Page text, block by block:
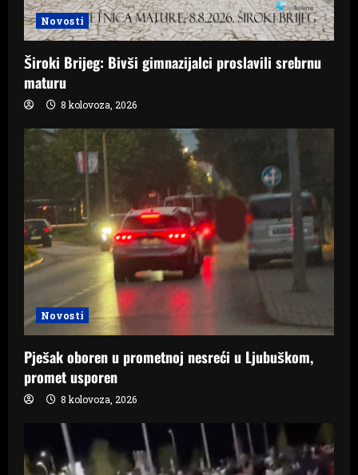
Novosti
Široki Brijeg: Bivši gimnazijalci proslavili srebrnu
maturu
8 kolovoza, 2026
Novosti
Pješak oboren u prometnoj nesreći u Ljubuškom,
promet usporen
8 kolovoza, 2026